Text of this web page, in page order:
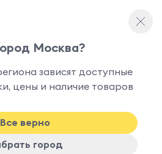
Москва?
зависят доступные
цены и наличие товаров
Все верно
город